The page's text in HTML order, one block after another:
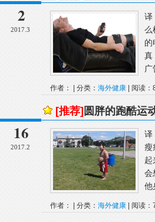
2
2017.3
译
么
的
真
广
作者： | 分类： 海外健康 | 阅读：
16
2017.2
[推荐] 圆胖的跑酷运
译
瘦
起
会
他
作者： | 分类： 海外健康 | 阅读：